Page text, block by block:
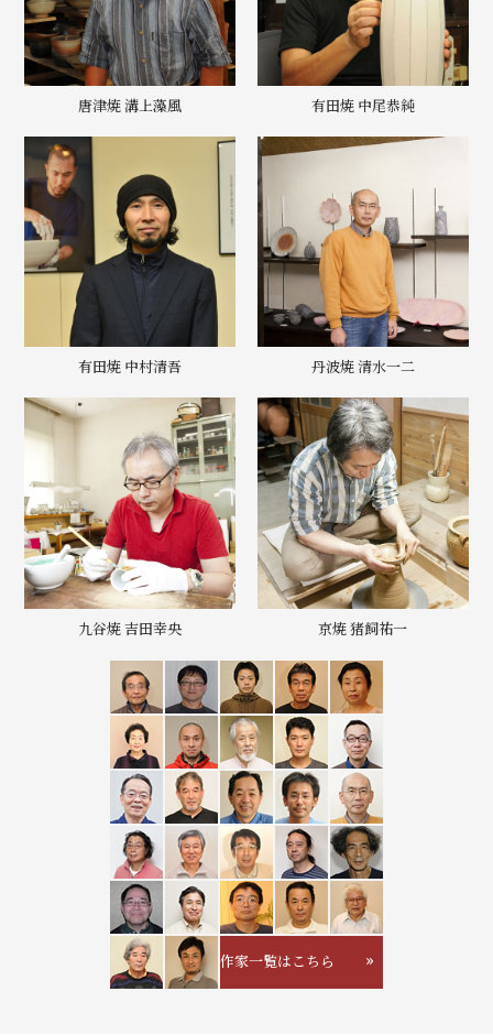
唐津焼 溝上藻風 有田焼 中尾恭純
有田焼 中村清吾 丹波焼 清水一二
九谷焼 吉田幸央 京焼 猪飼祐一
作家一覧はこちら